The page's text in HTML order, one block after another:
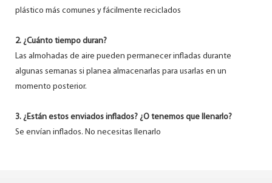
plástico más comunes y fácilmente reciclados
2. ¿Cuánto tiempo duran?
Las almohadas de aire pueden permanecer infladas durante
algunas semanas si planea almacenarlas para usarlas en un
momento posterior.
3. ¿Están estos enviados inflados? ¿O tenemos que llenarlo?
Se envían inflados. No necesitas llenarlo